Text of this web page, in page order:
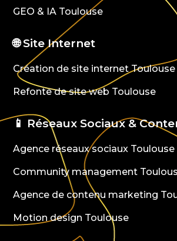
GEO & IA Toulouse
🌐 Site Internet
Création de site internet Toulouse
Refonte de site web Toulouse
📱 Réseaux Sociaux &
Agence réseaux sociaux Toulouse
Community management
Agence de contenu marketing
Motion design Toulouse